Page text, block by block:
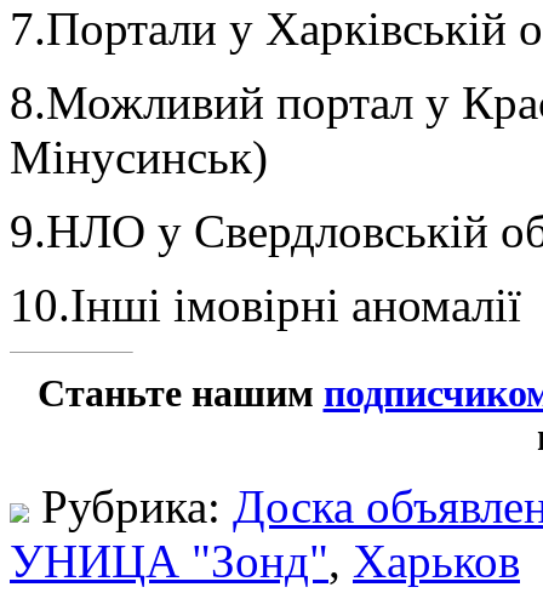
7.Портали у Харківській
8.Можливий портал у
Мінусинськ)
9.НЛО у Свердловській
10.Інші імовірні аномалії
Станьте нашим
Рубрика: Доска
УНИЦА "Зонд", Харьков